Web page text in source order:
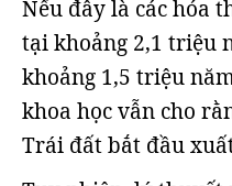
Nếu đây là các hóa
tại khoảng 2,1 triệu
khoảng 1,5 triệu
khoa học vẫn cho
Trái đất bắt đầu